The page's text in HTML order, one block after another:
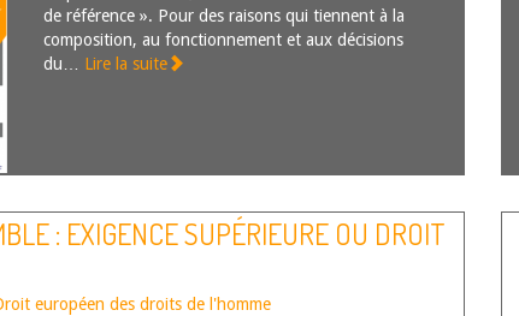
de référence ». Pour des raisons qui tiennent à la
composition, au fonctionnement et aux décisions
du… Lire la suite
: EXIGENCE SUPÉRIEURE OU DROIT
européen des droits de l'homme